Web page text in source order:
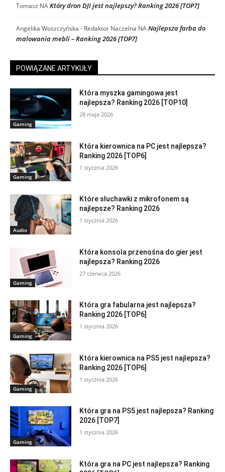
Tomasz NAKtóry dron DJI jest najlepszy? Ranking 2026 [TOP7]
Angelika Woszczyńska - Redaktor Naczelna NANajlepsza farba do
malowania mebli – Ranking 2026 [TOP7]
POWIĄZANE ARTYKUŁY
Gaming
Która myszka gamingowa jest
najlepsza? Ranking 2026 [TOP10]
28 maja 2026
Gaming
Która kierownica na PC jest najlepsza?
Ranking 2026 [TOP6]
1 stycznia 2026
Audio
Które słuchawki z mikrofonem są
najlepsze? Ranking 2026
1 stycznia 2026
Gaming
Która konsola przenośna do gier jest
najlepsza? Ranking 2026
27 czerwca 2026
Gaming
Która gra fabularna jest najlepsza?
Ranking 2026 [TOP6]
1 stycznia 2026
Gaming
Która kierownica na PS5 jest najlepsza?
Ranking 2026 [TOP6]
1 stycznia 2026
Gaming
Która gra na PS5 jest najlepsza? Ranking
2026 [TOP7]
1 stycznia 2026
Która gra na PC jest najlepsza? Ranking